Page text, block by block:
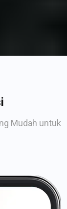
Mudah untuk